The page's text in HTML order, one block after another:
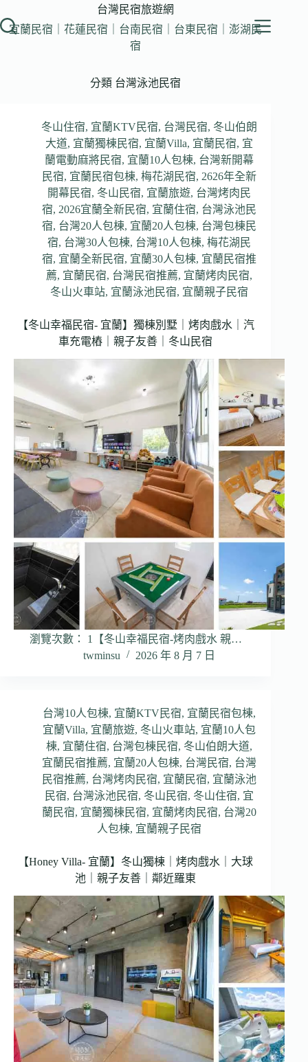
至
台灣民宿旅遊網
宜蘭民宿｜花蓮民宿｜台南民宿｜台東民宿｜澎湖民
宿
分類 台灣泳池民宿
冬山住宿, 宜蘭KTV民宿, 台灣民宿, 冬山伯朗
大道, 宜蘭獨棟民宿, 宜蘭Villa, 宜蘭民宿, 宜
蘭電動麻將民宿, 宜蘭10人包棟, 台灣新開幕
民宿, 宜蘭民宿包棟,梅花湖民宿, 2626年全新
開幕民宿, 冬山民宿, 宜蘭旅遊, 台灣烤肉民
宿, 2026宜蘭全新民宿, 宜蘭住宿, 台灣泳池民
宿, 台灣20人包棟, 宜蘭20人包棟, 台灣包棟民
宿, 台灣30人包棟, 台灣10人包棟,梅花湖民
宿, 宜蘭全新民宿, 宜蘭30人包棟, 宜蘭民宿推
薦, 宜蘭民宿, 台灣民宿推薦, 宜蘭烤肉民宿,
冬山火車站, 宜蘭泳池民宿, 宜蘭親子民宿
【冬山幸福民宿- 宜蘭】獨棟別墅｜烤肉戲水｜汽
車充電樁｜親子友善｜冬山民宿
瀏覽次數： 1【冬山幸福民宿-烤肉戲水 親…
twminsu
2026 年 8 月 7 日
台灣10人包棟, 宜蘭KTV民宿, 宜蘭民宿包棟,
宜蘭Villa, 宜蘭旅遊, 冬山火車站, 宜蘭10人包
棟, 宜蘭住宿, 台灣包棟民宿, 冬山伯朗大道,
宜蘭民宿推薦, 宜蘭20人包棟, 台灣民宿, 台灣
民宿推薦, 台灣烤肉民宿, 宜蘭民宿, 宜蘭泳池
民宿, 台灣泳池民宿, 冬山民宿, 冬山住宿, 宜
蘭民宿, 宜蘭獨棟民宿, 宜蘭烤肉民宿, 台灣20
人包棟, 宜蘭親子民宿
【Honey Villa- 宜蘭】冬山獨棟｜烤肉戲水｜大球
池｜親子友善｜鄰近羅東